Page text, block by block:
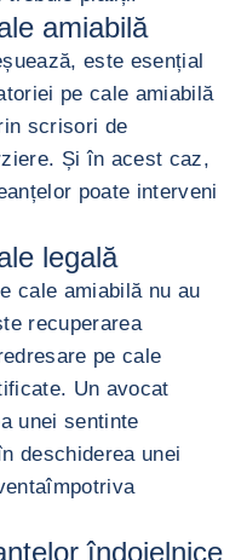
amiabilă
este esențial
pe cale amiabilă
scrisori de
Și în acest caz,
poate interveni
legală
cale amiabilă nu au
recuperarea
pe cale
Un avocat
unei sentinte
deschiderea unei
îndoielnice